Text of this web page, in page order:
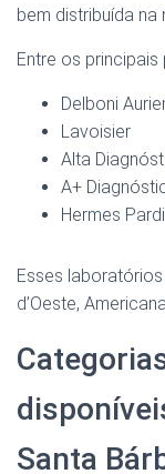
bem distribuída na
Entre os
Delboni
Lavoisier
Alta
A+
Hermes
Esses
d’Oeste,
Santa